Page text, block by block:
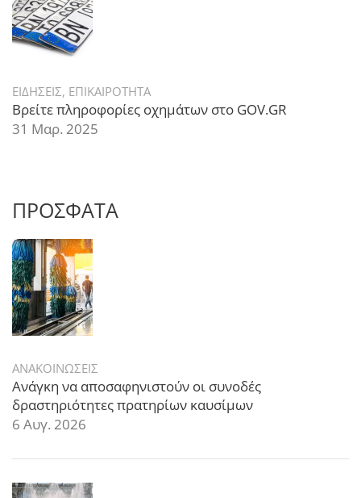
ΕΙΔΗΣΕΙΣ, ΕΠΙΚΑΙΡΟΤΗΤΑ
Βρείτε πληροφορίες οχημάτων στο GOV.GR
31 Μαρ. 2025
ΠΡΟΣΦΑΤΑ
ΑΝΑΚΟΙΝΩΣΕΙΣ
Ανάγκη να αποσαφηνιστούν οι συνοδές
δραστηριότητες πρατηρίων καυσίμων
6 Αυγ. 2026